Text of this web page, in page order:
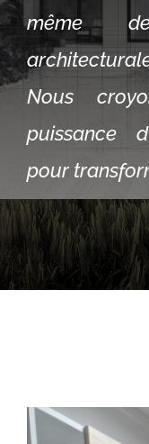
même
Nous
puissance
pour